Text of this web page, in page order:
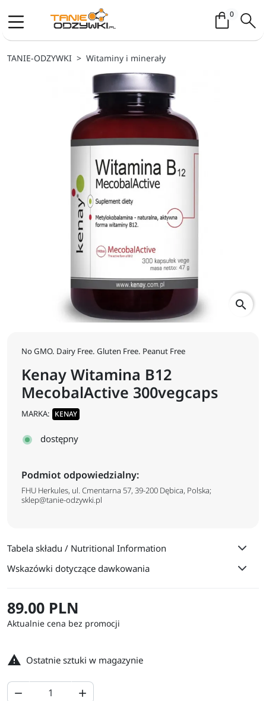
0Koszyk /
TANIE-ODZYWKI Witaminy i minerały
search
No GMO. Dairy Free. Gluten Free. Peanut Free
Kenay Witamina B12
MecobalActive 300vegcaps
MARKA: KENAY
dostępny
Podmiot odpowiedzialny:
FHU Herkules, ul. Cmentarna 57, 39-200 Dębica, Polska;
sklep@tanie-odzywki.pl
Tabela składu / Nutritional Information
Wskazówki dotyczące dawkowania
89.00 PLN
Aktualnie cena bez promocji
 Ostatnie sztuki w magazynie
 